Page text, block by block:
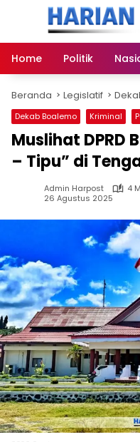
Home
Politik
Beranda Legislatif
Dekab Boalemo Kriminal
Muslihat DPRD
– Tipu” di
Admin Harpost
4
26 Agustus 2025